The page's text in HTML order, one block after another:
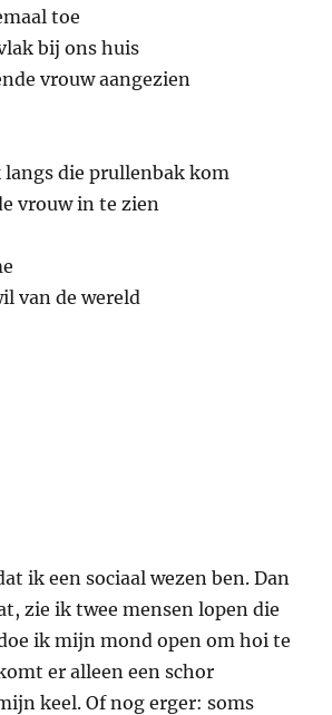
toe
bij ons huis
vrouw aangezien
langs die prullenbak kom
vrouw in te zien
van de wereld
ik een sociaal wezen ben. Dan
zie ik twee mensen lopen die
ik mijn mond open om hoi te
er alleen een schor
keel. Of nog erger: soms